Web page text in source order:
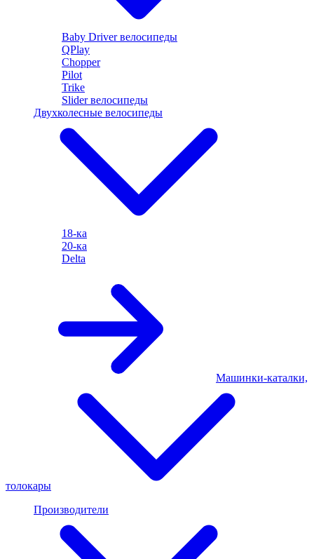
Baby Driver велосипеды
QPlay
Chopper
Pilot
Trike
Slider велосипеды
Двухколесные велосипеды
18-ка
20-ка
Delta
Машинки-каталки,
толокары
Производители